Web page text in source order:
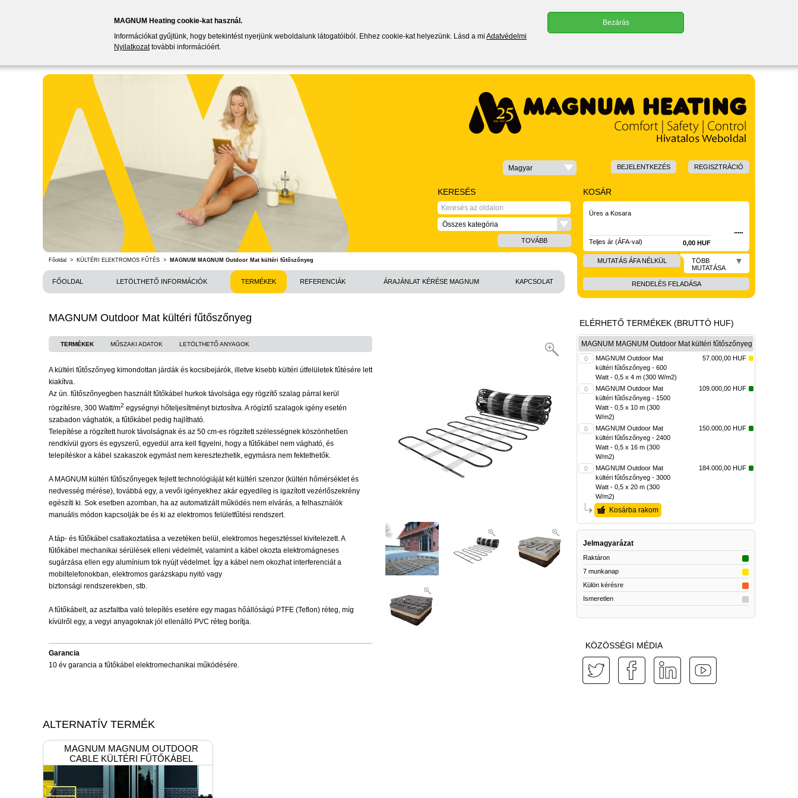
REGISZTRÁCIÓ
BEJELENTKEZÉS
Magyar
KERESÉS
Összes kategória
TOVÁBB
KOSÁR
Üres a Kosara
Teljes ár (ÁFA-val) 0,00 HUF
MUTATÁS ÁFA NÉLKÜL
TÖBB
MUTATÁSA
RENDELÉS FELADÁSA
Főoldal > KÜLTÉRI ELEKTROMOS FŰTÉS > MAGNUM MAGNUM Outdoor Mat kültéri fűtőszőnyeg
FŐOLDAL LETÖLTHETŐ INFORMÁCIÓK TERMÉKEK REFERENCIÁK ÁRAJÁNLAT KÉRÉSE MAGNUM KAPCSOLAT
MAGNUM Outdoor Mat kültéri fűtőszőnyeg
TERMÉKEK MŰSZAKI ADATOK LETÖLTHETŐ ANYAGOK
A kültéri fűtőszőnyeg kimondottan járdák és kocsibejárók, illetve kisebb kültéri útfelületek fűtésére lett
kiakítva.
Az ún. fűtőszőnyegben használt fűtőkábel hurkok távolsága egy rögzítő szalag párral kerül
rögzítésre, 300 Watt/m2 egységnyi hőteljesítményt biztosítva. A rögíztő szalagok igény esetén
szabadon vághatók, a fűtőkábel pedig hajlítható.
Telepítése a rögzített hurok távolságnak és az 50 cm-es rögzített szélességnek köszönhetően
rendkívül gyors és egyszerű, egyedül arra kell figyelni, hogy a fűtőkábel nem vágható, és
telepítéskor a kábel szakaszok egymást nem keresztezhetik, egymásra nem fektethetők.
A MAGNUM kültéri fűtőszőnyegek fejlett technológiáját két kültéri szenzor (kültéri hőmérséklet és
nedvesség mérése), továbbá egy, a vevői igényekhez akár egyedileg is igazított vezérlőszekrény
egészíti ki. Sok esetben azomban, ha az automatizált működés nem elvárás, a felhasználók
manuális módon kapcsolják be és ki az elektromos felületfűtési rendszert.
A táp- és fűtőkábel csatlakoztatása a vezetéken belül, elektromos hegesztéssel kivitelezett. A
fűtőkábel mechanikai sérülések elleni védelmét, valamint a kábel okozta elektromágneses
sugárzása ellen egy alumínium tok nyújt védelmet. Így a kábel nem okozhat interferenciát a
mobiltelefonokban, elektromos garázskapu nyitó vagy
biztonsági rendszerekben, stb.
A fűtőkábelt, az aszfaltba való telepítés esetére egy magas hőállóságú PTFE (Teflon) réteg, míg
kívülről egy, a vegyi anyagoknak jól ellenálló PVC réteg borítja.
Garancia
10 év garancia a fűtőkábel elektromechanikai működésére.
ALTERNATÍV TERMÉK
MAGNUM MAGNUM OUTDOOR
CABLE KÜLTÉRI FŰTŐKÁBEL
ELÉRHETŐ TERMÉKEK (BRUTTÓ HUF)
MAGNUM MAGNUM Outdoor Mat kültéri fűtőszőnyeg
MAGNUM Outdoor Mat
kültéri fűtőszőnyeg - 600
Watt - 0,5 x 4 m (300 W/m2)
57.000,00 HUF
MAGNUM Outdoor Mat
kültéri fűtőszőnyeg - 1500
Watt - 0,5 x 10 m (300
W/m2)
109.000,00 HUF
MAGNUM Outdoor Mat
kültéri fűtőszőnyeg - 2400
Watt - 0,5 x 16 m (300
W/m2)
150.000,00 HUF
MAGNUM Outdoor Mat
kültéri fűtőszőnyeg - 3000
Watt - 0,5 x 20 m (300
W/m2)
184.000,00 HUF
Kosárba rakom
Jelmagyarázat
Raktáron
7 munkanap
Külön kérésre
Ismeretlen
KÖZÖSSÉGI MÉDIA
MAGNUM Heating cookie-kat használ.
Információkat gyűjtünk, hogy betekintést nyerjünk weboldalunk látogatóiból. Ehhez cookie-kat helyezünk. Lásd a mi Adatvédelmi
Nyilatkozattovábbi információért.
Bezárás